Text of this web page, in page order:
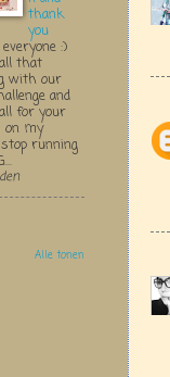
thank
you
everyone :)
that
with our
and
for your
on my
running
Alle tonen